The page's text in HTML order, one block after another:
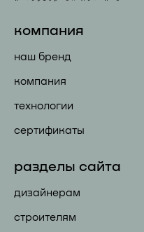
компания
наш бренд
компания
технологии
сертификаты
разделы сайта
дизайнерам
строителям